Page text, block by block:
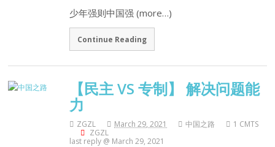
少年强则中国强 (more…)
Continue Reading
【民主 VS 专制】 解决问题能
力
ZGZL March 29, 2021 中国之路
1 CMTS
ZGZL
last reply @ March 29, 2021